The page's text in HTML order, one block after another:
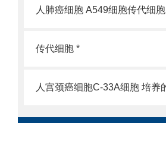
人肺癌细胞 A549细胞传代细胞
传代细胞 *